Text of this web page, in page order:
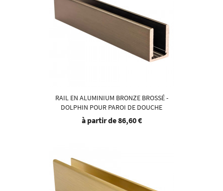
RAIL EN ALUMINIUM BRONZE BROSSÉ -
DOLPHIN POUR PAROI DE DOUCHE
à partir de86,60 €